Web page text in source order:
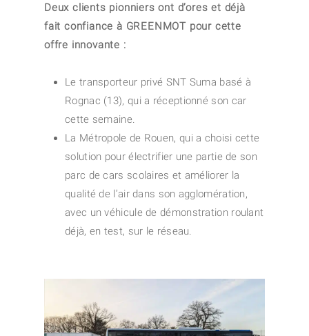
Deux clients pionniers ont d’ores et déjà
fait confiance à GREENMOT pour cette
offre innovante :
Le transporteur privé SNT Suma basé à
Rognac (13), qui a réceptionné son car
cette semaine.
La Métropole de Rouen, qui a choisi cette
solution pour électrifier une partie de son
parc de cars scolaires et améliorer la
qualité de l’air dans son agglomération,
avec un véhicule de démonstration roulant
déjà, en test, sur le réseau.